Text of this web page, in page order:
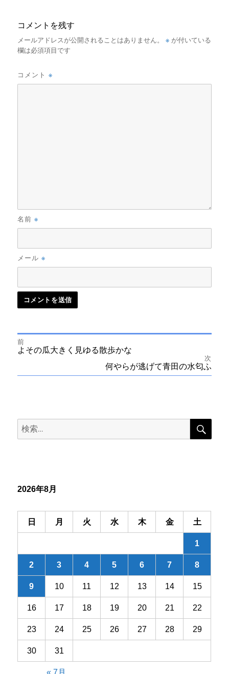
コメントを残す
メールアドレスが公開されることはありません。 ※ が付いている
欄は必須項目です
コメント※
名前※
メール※
投
ゲ
ン
前
前
の
よその瓜大きく見ゆる散歩かな
次
何やらが逃げて青田の水匂ふ
検
索:
検
2026年8月
日 月 火 水 木 金 土
1
2 3 4 5 6 7 8
9 10 11 12 13 14 15
16 17 18 19 20 21 22
23 24 25 26 27 28 29
30 31
« 7月